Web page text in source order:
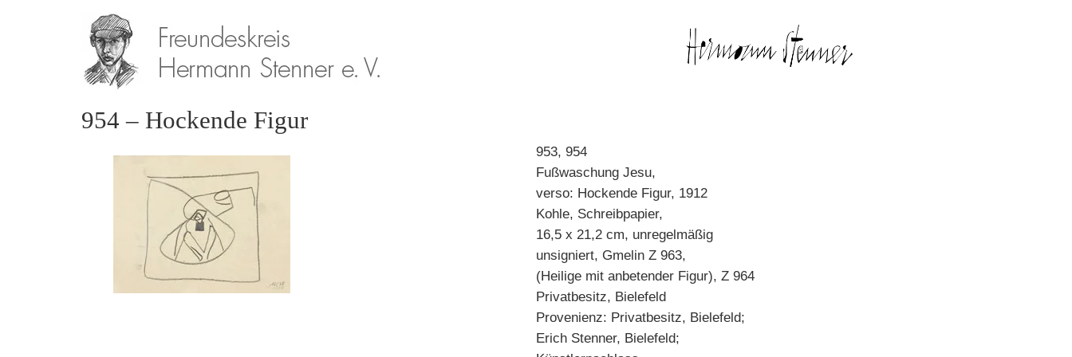
954 – Hockende Figur
953, 954
Fußwaschung Jesu,
verso: Hockende Figur, 1912
Kohle, Schreibpapier,
16,5 x 21,2 cm, unregelmäßig
unsigniert, Gmelin Z 963,
(Heilige mit anbetender Figur), Z 964
Privatbesitz, Bielefeld
Provenienz: Privatbesitz, Bielefeld;
Erich Stenner, Bielefeld;